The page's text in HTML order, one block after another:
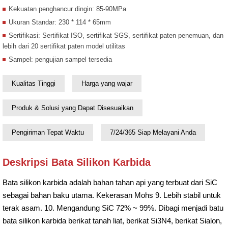
Kekuatan penghancur dingin: 85-90MPa
Ukuran Standar: 230 * 114 * 65mm
Sertifikasi: Sertifikat ISO, sertifikat SGS, sertifikat paten penemuan, dan
lebih dari 20 sertifikat paten model utilitas
Sampel: pengujian sampel tersedia
Kualitas Tinggi Harga yang wajar
Produk & Solusi yang Dapat Disesuaikan
Pengiriman Tepat Waktu 7/24/365 Siap Melayani Anda
Deskripsi Bata Silikon Karbida
Bata silikon karbida adalah bahan tahan api yang terbuat dari SiC
sebagai bahan baku utama. Kekerasan Mohs 9. Lebih stabil untuk
terak asam. 10. Mengandung SiC 72% ~ 99%. Dibagi menjadi batu
bata silikon karbida berikat tanah liat, berikat Si3N4, berikat Sialon,